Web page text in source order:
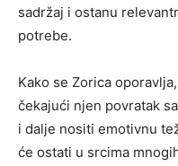
sadržaj i ostanu
potrebe.
Kako se Zorica
čekajući njen povratak
i dalje nositi emotivnu
će ostati u srcima